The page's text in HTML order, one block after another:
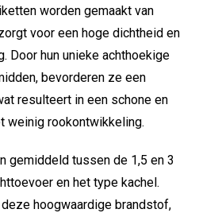
worden gemaakt van
voor een hoge dichtheid en
Door hun unieke achthoekige
bevorderen ze een
resulteert in een schone en
weinig rookontwikkeling.
gemiddeld tussen de 1,5 en 3
en het type kachel.
hoogwaardige brandstof,